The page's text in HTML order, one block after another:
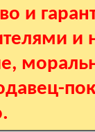
и
и